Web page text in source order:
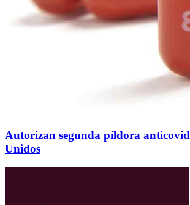
Autorizan segunda píldora
Unidos